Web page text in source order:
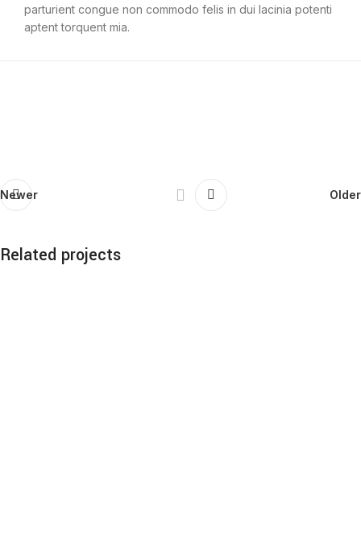
parturient congue non commodo felis in dui lacinia potenti
aptent torquent mia.
Newer Older
Related projects